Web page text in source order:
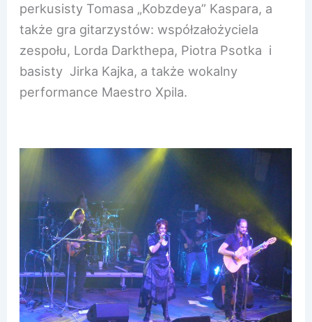
perkusisty Tomasa „Kobzdeya” Kaspara, a
także gra gitarzystów: współzałożyciela
zespołu, Lorda Darkthepa, Piotra Psotka i
basisty Jirka Kajka, a także wokalny
performance Maestro Xpila.